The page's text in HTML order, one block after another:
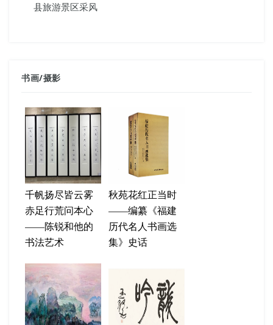
县旅游景区采风
书画/摄影
千帆扬尽皆云雾
赤足行荒问本心
——陈锐和他的
书法艺术
秋苑花红正当时
——编纂《福建
历代名人书画选
集》史话